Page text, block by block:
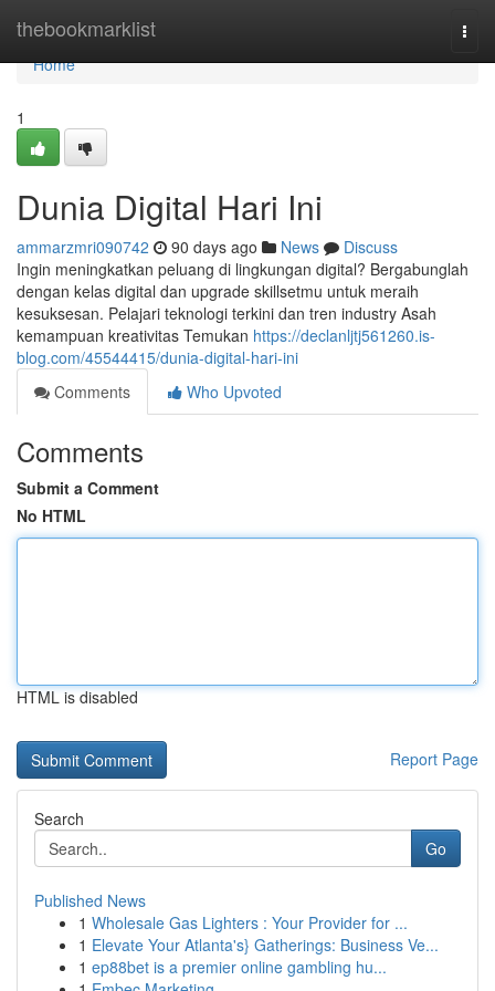
thebookmarklist
Home
Home
1
Dunia Digital Hari Ini
ammarzmri090742 90 days ago News
Discuss
Ingin meningkatkan peluang di lingkungan digital? Bergabunglah
dengan kelas digital dan upgrade skillsetmu untuk meraih
kesuksesan. Pelajari teknologi terkini dan tren industry Asah
kemampuan kreativitas Temukan https://declanljtj561260.is-
blog.com/45544415/dunia-digital-hari-ini
Comments
Who Upvoted
Comments
Submit a Comment
No HTML
HTML is disabled
Report Page
Search
Go
Published News
1 Wholesale Gas Lighters : Your Provider for ...
1 Elevate Your Atlanta's} Gatherings: Business Ve...
1 ep88bet is a premier online gambling hu...